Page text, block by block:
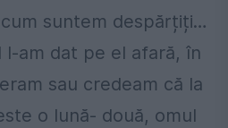
suntem despărțiți…
l-am dat pe el afară, în
sau credeam că la
o lună- două, omul